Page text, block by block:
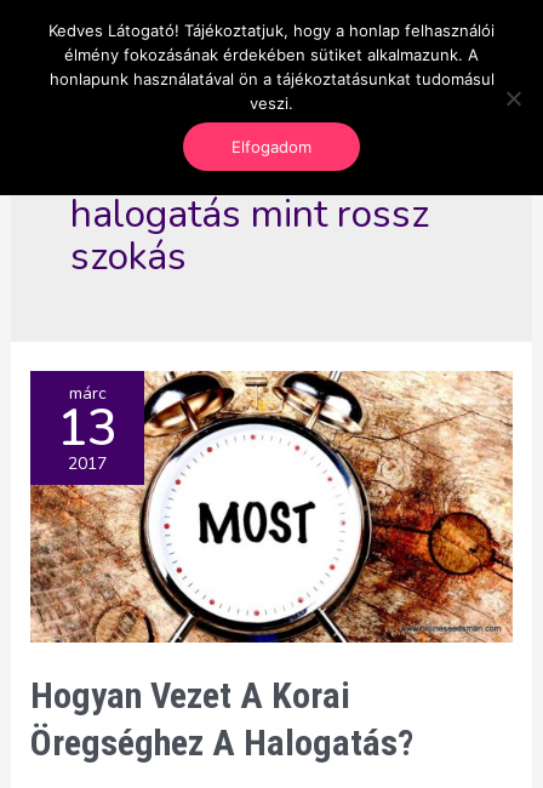
content
OnlineSeedsMan
Üzlet és szabadság
Main
halogatás mint rossz
szokás
márc
13
2017
Hogyan Vezet A Korai
Öregséghez A Halogatás?
Kedves Látogató! Tájékoztatjuk, hogy a honlap felhasználói
élmény fokozásának érdekében sütiket alkalmazunk. A
honlapunk használatával ön a tájékoztatásunkat tudomásul
veszi.
Elfogadom